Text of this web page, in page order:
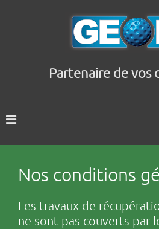
Partenaire de vos
Nos conditions
Les travaux de
ne sont pas couverts par